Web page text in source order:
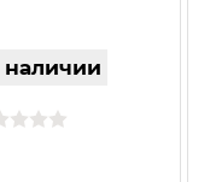
наличии